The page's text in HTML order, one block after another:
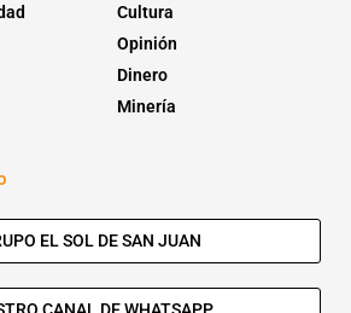
Cultura
Opinión
Dinero
Minería
EL SOL DE SAN JUAN
CANAL DE WHATSAPP